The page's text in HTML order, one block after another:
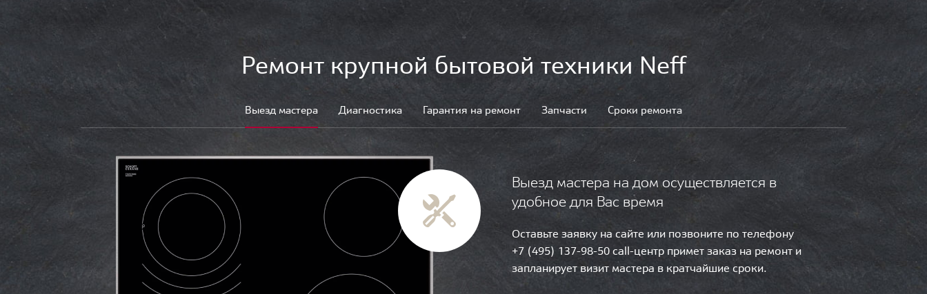
Ремонт крупной бытовой техники Neff
Выезд мастера Диагностика Гарантия на ремонт Запчасти Сроки ремонта
Выезд мастера на дом осуществляется в
удобное для Вас время
Оставьте заявку на сайте или позвоните по телефону
+7 (495) 137-98-50 call-центр примет заказ на ремонт и
запланирует визит мастера в кратчайшие сроки.